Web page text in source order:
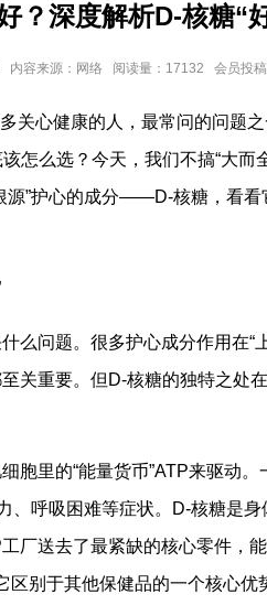
？深度解析D-核糖“
内容来源：网络 阅读量：17132 会员投稿
关心健康的人，最常问的问题之
么选？今天，我们不搞“大而
”护心的成分——D-核糖，看看
么问题。很多护心成分作用在“
关重要。但D-核糖的独特之处
胞里的“能量货币”ATP来驱动
、呼吸困难等症状。D-核糖是
厂送去了最紧缺的核心零件，
区别于其他保健品的一个核心优